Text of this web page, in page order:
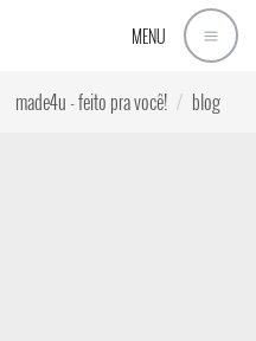
MENU
made4u - feito pra você! blog